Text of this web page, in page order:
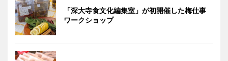
「深大寺食文化編集室」が初開催した梅仕事
ワークショップ